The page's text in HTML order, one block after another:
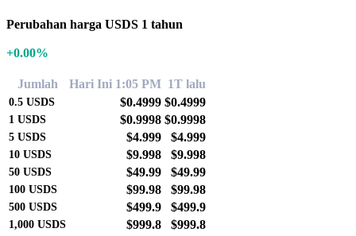
Perubahan harga USDS 1 tahun
+0.00%
Jumlah Hari Ini 1:05 PM 1T lalu
0.5 USDS $0.4999 $0.4999
1 USDS $0.9998 $0.9998
5 USDS $4.999 $4.999
10 USDS $9.998 $9.998
50 USDS $49.99 $49.99
100 USDS $99.98 $99.98
500 USDS $499.9 $499.9
1,000 USDS $999.8 $999.8